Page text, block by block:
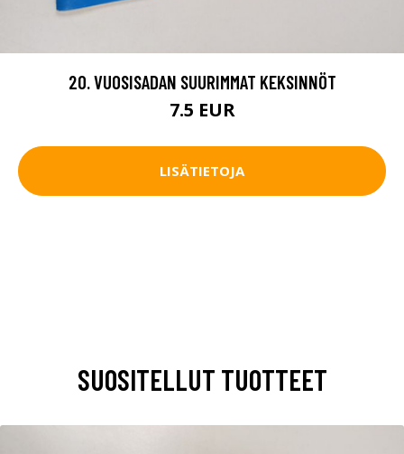
20. VUOSISADAN SUURIMMAT KEKSINNÖT
7.5 EUR
LISÄTIETOJA
SUOSITELLUT TUOTTEET